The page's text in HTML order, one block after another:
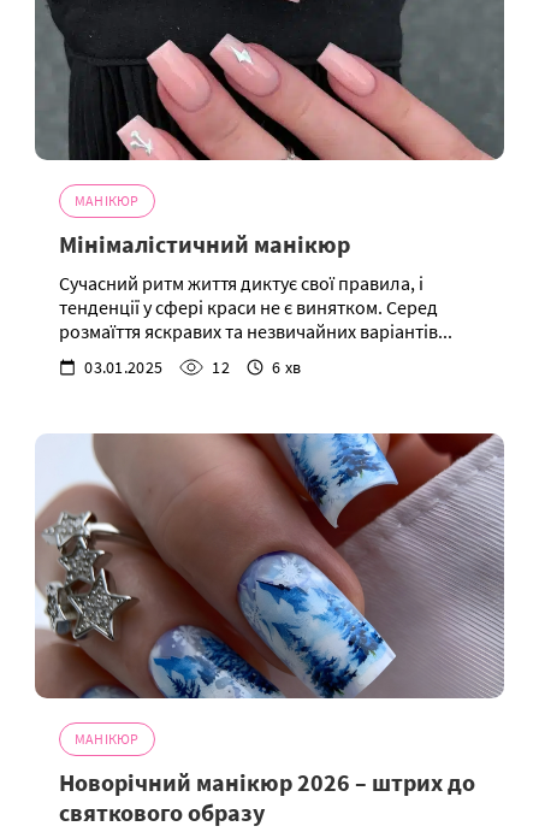
МАНІКЮР
Мінімалістичний манікюр
Сучасний ритм життя диктує свої правила, і
тенденції у сфері краси не є винятком. Серед
розмаїття яскравих та незвичайних варіантів...
03.01.2025 12 6 хв
МАНІКЮР
Новорічний манікюр 2026 – штрих до
святкового образу